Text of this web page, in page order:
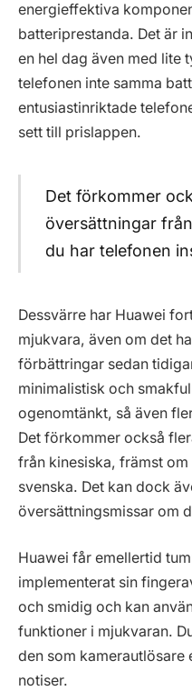
energieffektiva
batteriprestanda. Det är
en hel dag även med lite
telefonen inte samma
entusiastinriktade
sett till prislappen.
Det förkommer
översättningar
du har telefonen
Dessvärre har Huawei
mjukvara, även om det
förbättringar sedan
minimalistisk och
ogenomtänkt, så även
Det förkommer också
från kinesiska, främst
svenska. Det kan dock
översättningsmissar om
Huawei får emellertid
implementerat sin
och smidig och kan
funktioner i mjukvaran.
den som kamerautlösare
notiser.